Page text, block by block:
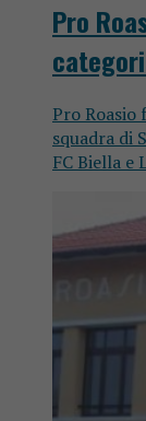
Pro
Pro Roasio
squadra di
FC Biella e